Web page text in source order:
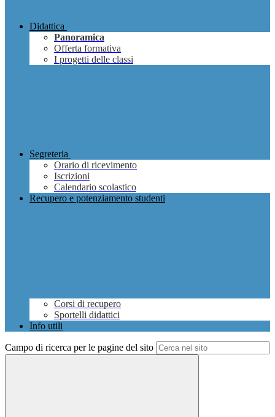
Didattica
Panoramica
Offerta formativa
I progetti delle classi
Segreteria
Orario di ricevimento
Iscrizioni
Calendario scolastico
Recupero e potenziamento studenti
Corsi di recupero
Sportelli didattici
Info utili
Campo di ricerca per le pagine del sito